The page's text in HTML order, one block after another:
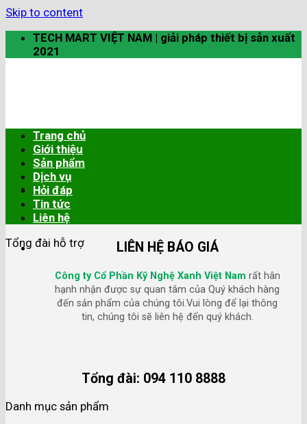
Skip to content
TECH MART VIỆT NAM | giải pháp thiết bị sản xuất
2021
LIÊN HỆ BÁO GIÁ
Công ty Cổ Phần Kỹ Nghệ Xanh Việt Nam rất hân
hạnh nhận được sự quan tâm của Quý khách hàng
đến sản phẩm của chúng tôi.Vui lòng để lại thông
tin, chúng tôi sẽ liên hệ đến quý khách.
Trang chủ
Giới thiệu
Sản phẩm
Dịch vụ
Hỏi đáp
Tin tức
Liên hệ
Tổng đài hỗ trợ
Tổng đài: 094 110 8888
Danh mục sản phẩm